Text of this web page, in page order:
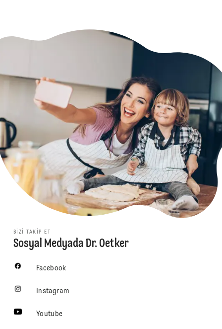
BIZI TAKIP ET
Sosyal Medyada Dr. Oetker
Facebook
Instagram
Youtube